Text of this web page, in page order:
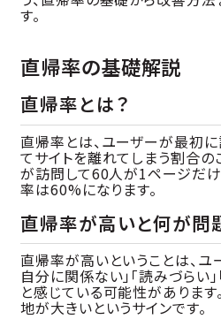
す。
直帰率の基礎解説
直帰率とは？
直帰率とは、ユーザーが最初
てサイトを離れてしまう割合の
が訪問して60人が1ページだ
率は60%になります。
直帰率が高いと何が問
直帰率が高いということは、ユ
自分に関係ない」「読みづらい
と感じている可能性があります
地が大きいというサインです。